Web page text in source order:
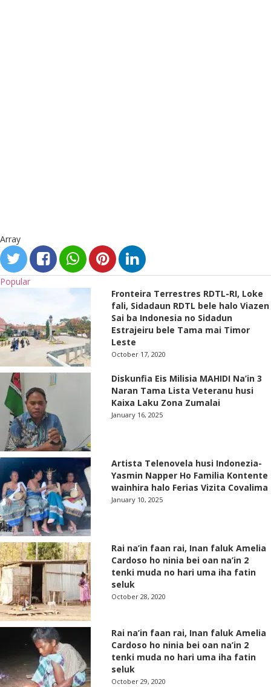
Array
Popular
Fronteira Terrestres RDTL-RI, Loke
fali, Sidadaun RDTL bele halo Viazen
Sai ba Indonesia no Sidadun
Estrajeiru bele Tama mai Timor
Leste
October 17, 2020
Diskunfia Eis Milisia MAHIDI Na’in 3
Naran Tama Lista Veteranu husi
Kaixa Laku Zona Zumalai
January 16, 2025
Artista Telenovela husi Indonezia-
Yasmin Napper Ho Familia Kontente
wainhira halo Ferias Vizita Covalima
January 10, 2025
Rai na’in faan rai, Inan faluk Amelia
Cardoso ho ninia bei oan na’in 2
tenki muda no hari uma iha fatin
seluk
October 28, 2020
Rai na’in faan rai, Inan faluk Amelia
Cardoso ho ninia bei oan na’in 2
tenki muda no hari uma iha fatin
seluk
October 29, 2020